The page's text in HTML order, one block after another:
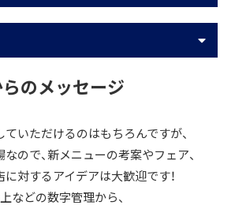
のメッセージ
いただけるのはもちろんですが、
ので、新メニューの考案やフェア、
対するアイデアは大歓迎です！
などの数字管理から、